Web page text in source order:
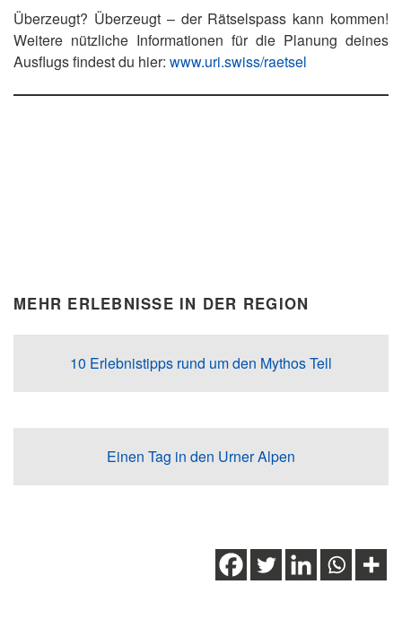
Überzeugt? Überzeugt – der Rätselspass kann kommen!
Weitere nützliche Informationen für die Planung deines
Ausflugs findest du hier: www.uri.swiss/raetsel
MEHR ERLEBNISSE IN DER REGION
10 Erlebnistipps rund um den Mythos Tell
Einen Tag in den Urner Alpen